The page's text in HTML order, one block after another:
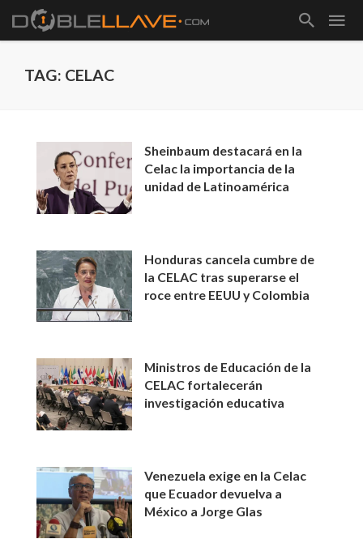
TAG: CELAC
Sheinbaum destacará en la
Celac la importancia de la
unidad de Latinoamérica
Honduras cancela cumbre de
la CELAC tras superarse el
roce entre EEUU y Colombia
Ministros de Educación de la
CELAC fortalecerán
investigación educativa
Venezuela exige en la Celac
que Ecuador devuelva a
México a Jorge Glas